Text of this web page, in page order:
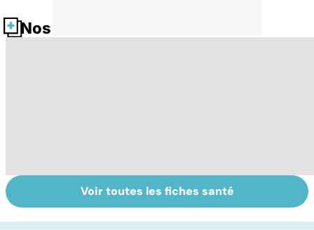
Nos fiches santé
Faire du sport à
domicile, c'est
Tout savoir sur
les infections
Voir toutes les fiches santé